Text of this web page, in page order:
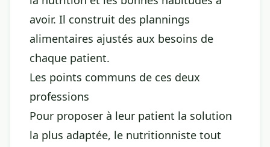
avoir. Il construit des plannings
alimentaires ajustés aux besoins de
chaque patient.
Les points communs de ces deux
professions
Pour proposer à leur patient la solution
la plus adaptée, le nutritionniste tout